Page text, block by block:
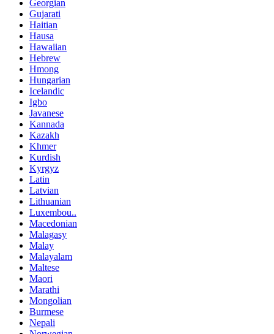
Georgian
Gujarati
Haitian
Hausa
Hawaiian
Hebrew
Hmong
Hungarian
Icelandic
Igbo
Javanese
Kannada
Kazakh
Khmer
Kurdish
Kyrgyz
Latin
Latvian
Lithuanian
Luxembou..
Macedonian
Malagasy
Malay
Malayalam
Maltese
Maori
Marathi
Mongolian
Burmese
Nepali